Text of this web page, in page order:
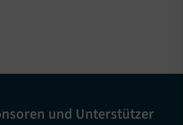
und Unterstützer